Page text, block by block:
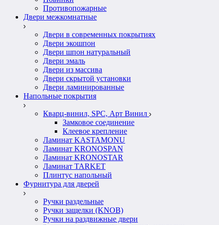
Противопожарные
Двери межкомнатные
Двери в современных покрытиях
Двери экошпон
Двери шпон натуральный
Двери эмаль
Двери из массива
Двери скрытой установки
Двери ламинированные
Напольные покрытия
Кварц-винил, SPC, Арт Винил
Замковое соединение
Клеевое крепление
Ламинат KASTAMONU
Ламинат KRONOSPAN
Ламинат KRONOSTAR
Ламинат TARKET
Плинтус напольный
Фурнитура для дверей
Ручки раздельные
Ручки защелки (KNOB)
Ручки на раздвижные двери